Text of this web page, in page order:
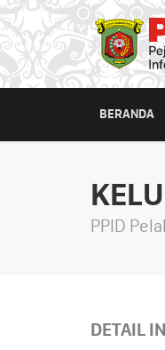
BERANDA
PPID
DETAIL